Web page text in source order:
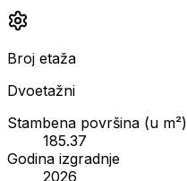
Broj etaža
Dvoetažni
Stambena površina (u m²)
185.37
Godina izgradnje
2026